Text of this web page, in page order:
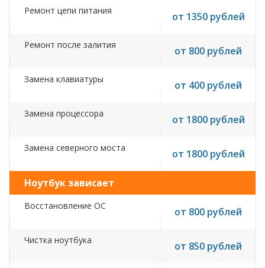
Ремонт цепи питания от 1350 рублей
Ремонт после залития от 800 рублей
Замена клавиатуры от 400 рублей
Замена процессора от 1800 рублей
Замена северного моста от 1800 рублей
Ноутбук зависает
Восстановление ОС от 800 рублей
Чистка ноутбука от 850 рублей